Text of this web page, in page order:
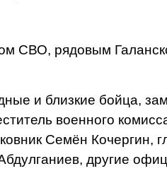
СВО, рядовым
и близкие бойца,
военного
Семён Кочергин,
другие